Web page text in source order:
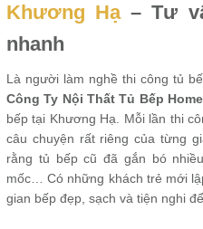
Khương Hạ– Tư
nhanh
Là người làm nghề thi công tủ
Công Ty Nội Thất Tủ Bếp
bếp tại Khương Hạ. Mỗi lần thi
câu chuyện rất riêng của từng
rằng tủ bếp cũ đã gắn bó
mốc… Có những khách trẻ mới
gian bếp đẹp, sạch và tiện nghi